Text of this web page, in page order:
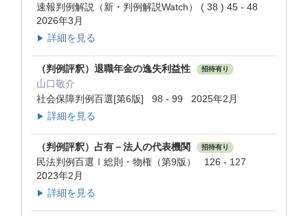
速報判例解説（新・判例解説Watch） ( 38 ) 45 - 48
2026年3月
▶ 詳細を見る
（判例評釈）退職年金の逸失利益性 招待有り
山口敬介
社会保障判例百選[第6版] 98 - 99 2025年2月
▶ 詳細を見る
（判例評釈）占有－法人の代表機関 招待有り
民法判例百選Ⅰ総則・物権（第9版） 126 - 127
2023年2月
▶ 詳細を見る